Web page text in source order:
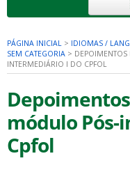
PÁGINA INICIAL > IDIOMAS /
SEM CATEGORIA >
INTERMEDIÁRIO I DO CPFOL
módulo
Cpfol